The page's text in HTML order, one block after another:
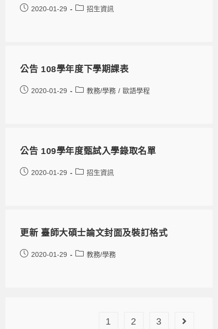
2020-01-29 招生資訊
公告 108學年度下學期課表
2020-01-29 教務/學務 / 歐語學程
公告 109學年度甄試入學錄取名單
2020-01-29 招生資訊
更新 臺師大碩士論文封面及裝訂格式
2020-01-29 教務/學務
1 2 3